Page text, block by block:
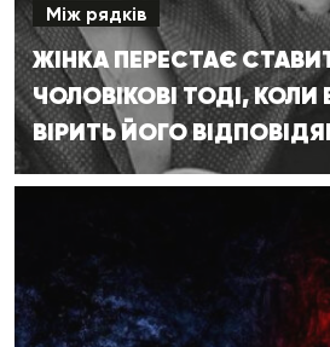
Між рядків
ЖІНКА ПЕРЕСТАЄ
ЧОЛОВІКОВІ ТОДІ, КОЛИ
ВІРИТЬ ЙОГО